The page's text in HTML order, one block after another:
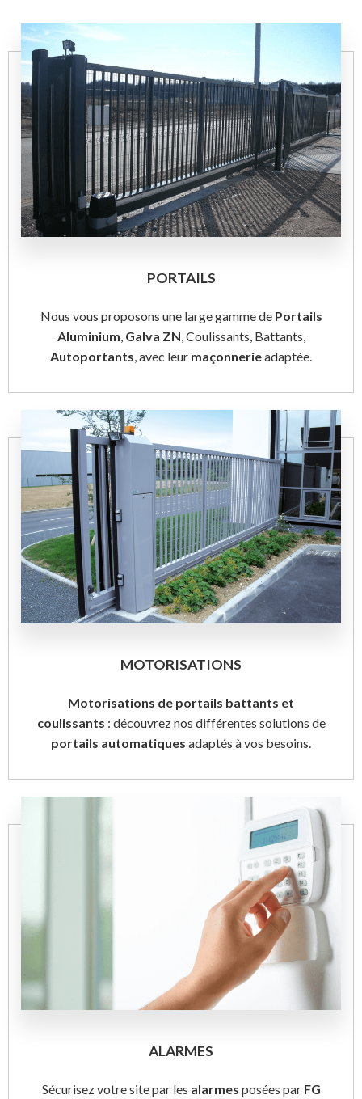
PORTAILS
Nous vous proposons une large gamme de Portails
Aluminium, Galva ZN, Coulissants, Battants,
Autoportants, avec leur maçonnerieadaptée.
MOTORISATIONS
Motorisations de portails battants et
coulissants : découvrez nos différentes solutions de
portails automatiques adaptés à vos besoins.
ALARMES
Sécurisez votre site par les alarmes posées par FG